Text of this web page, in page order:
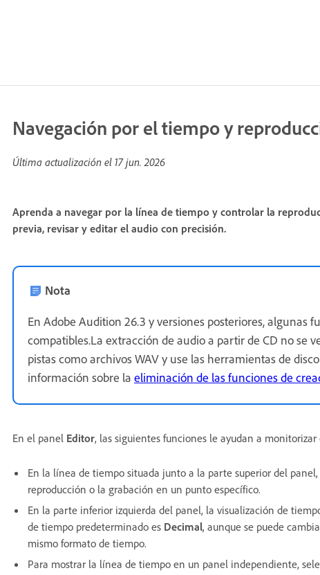
Navegación por el tiempo y
Última actualización el 17 jun. 2026
Aprenda a navegar por la línea de tiempo y controlar la
previa, revisar y editar el audio con precisión.
Nota
En Adobe Audition 26.3 y versiones posteriores, algunas
compatibles.La extracción de audio a partir de CD no se
pistas como archivos WAV y use las herramientas de
información sobre la eliminación de las funciones de
En el panel Editor, las siguientes funciones le ayudan a
En la línea de tiempo situada junto a la parte superior del
reproducción o la grabación en un punto específico.
En la parte inferior izquierda del panel, la visualización de
de tiempo predeterminado es Decimal, aunque se puede
mismo formato de tiempo.
Para mostrar la línea de tiempo en un panel independiente,